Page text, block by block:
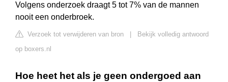
Volgens onderzoek draagt 5 tot 7% van de mannen
nooit een onderbroek.
Verzoek tot verwijderen van bron
Bekijk volledig antwoord
op boxers.nl
Hoe heet het als je geen ondergoed aan